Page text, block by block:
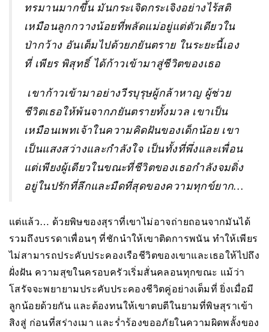
ทรมานมากขึ้น มันกระเจิดกระเจิงอย่างไร้สติ
เหมือนลูกกวางน้อยที่พลัดแม่อยู่แต่ตัวเดียวใน
ป่ากว้าง อันเต็มไปด้วยภยันตราย ในระยะนี้เอง
ที่ เพียร พิสุทธิ์ ได้ก้าวเข้ามาสู่ชีวิตของเธอ
เขาก้าวเข้ามาอย่างวีรบุรุษผู้กล้าหาญ ผู้ช่วย
ชีวิตเธอให้พ้นจากภยันตรายทั้งมวล เขาเป็น
เหมือนเพทเจ้าในความคิดฝันของเด็กน้อย เขา
เป็นแสงสว่างและกำลังใจ เป็นทั้งที่พึ่งและเพื่อน
แต่เพียงผู้เดียวในขณะที่ชีวิตของเธอกำลังจมดิ่ง
อยู่ในปรักที่ลึกและมืดที่สุดของความทุกข์ยาก…
แต่แล้ว… ด้วยพิษของสุราที่เขาไม่อาจถ่ายถอนจากมันได้
รวมถึงบรรดาเพื่อนๆ ที่ชักนำให้เขาติดการพนัน ทำให้เพียร
ไม่สามารถประคับประคองเรือชีวิตของเขาและเธอให้ไปถึง
ฝั่งฝัน ความสุขในครอบครัวเริ่มสั่นคลอนทุกขณะ แม้ว่า
โสรัจจะพยายามประคับประคองชีวิตคู่อย่างเต็มที่ ยิ่งเมื่อมี
ลูกน้อยด้วยกัน และต้องทนให้เขาตบตีในยามที่พิษสุราเข้า
สิงสู่ ก่อนที่สร่างเมา และร่ำร้องขออภัยในความผิดพลั้งของ